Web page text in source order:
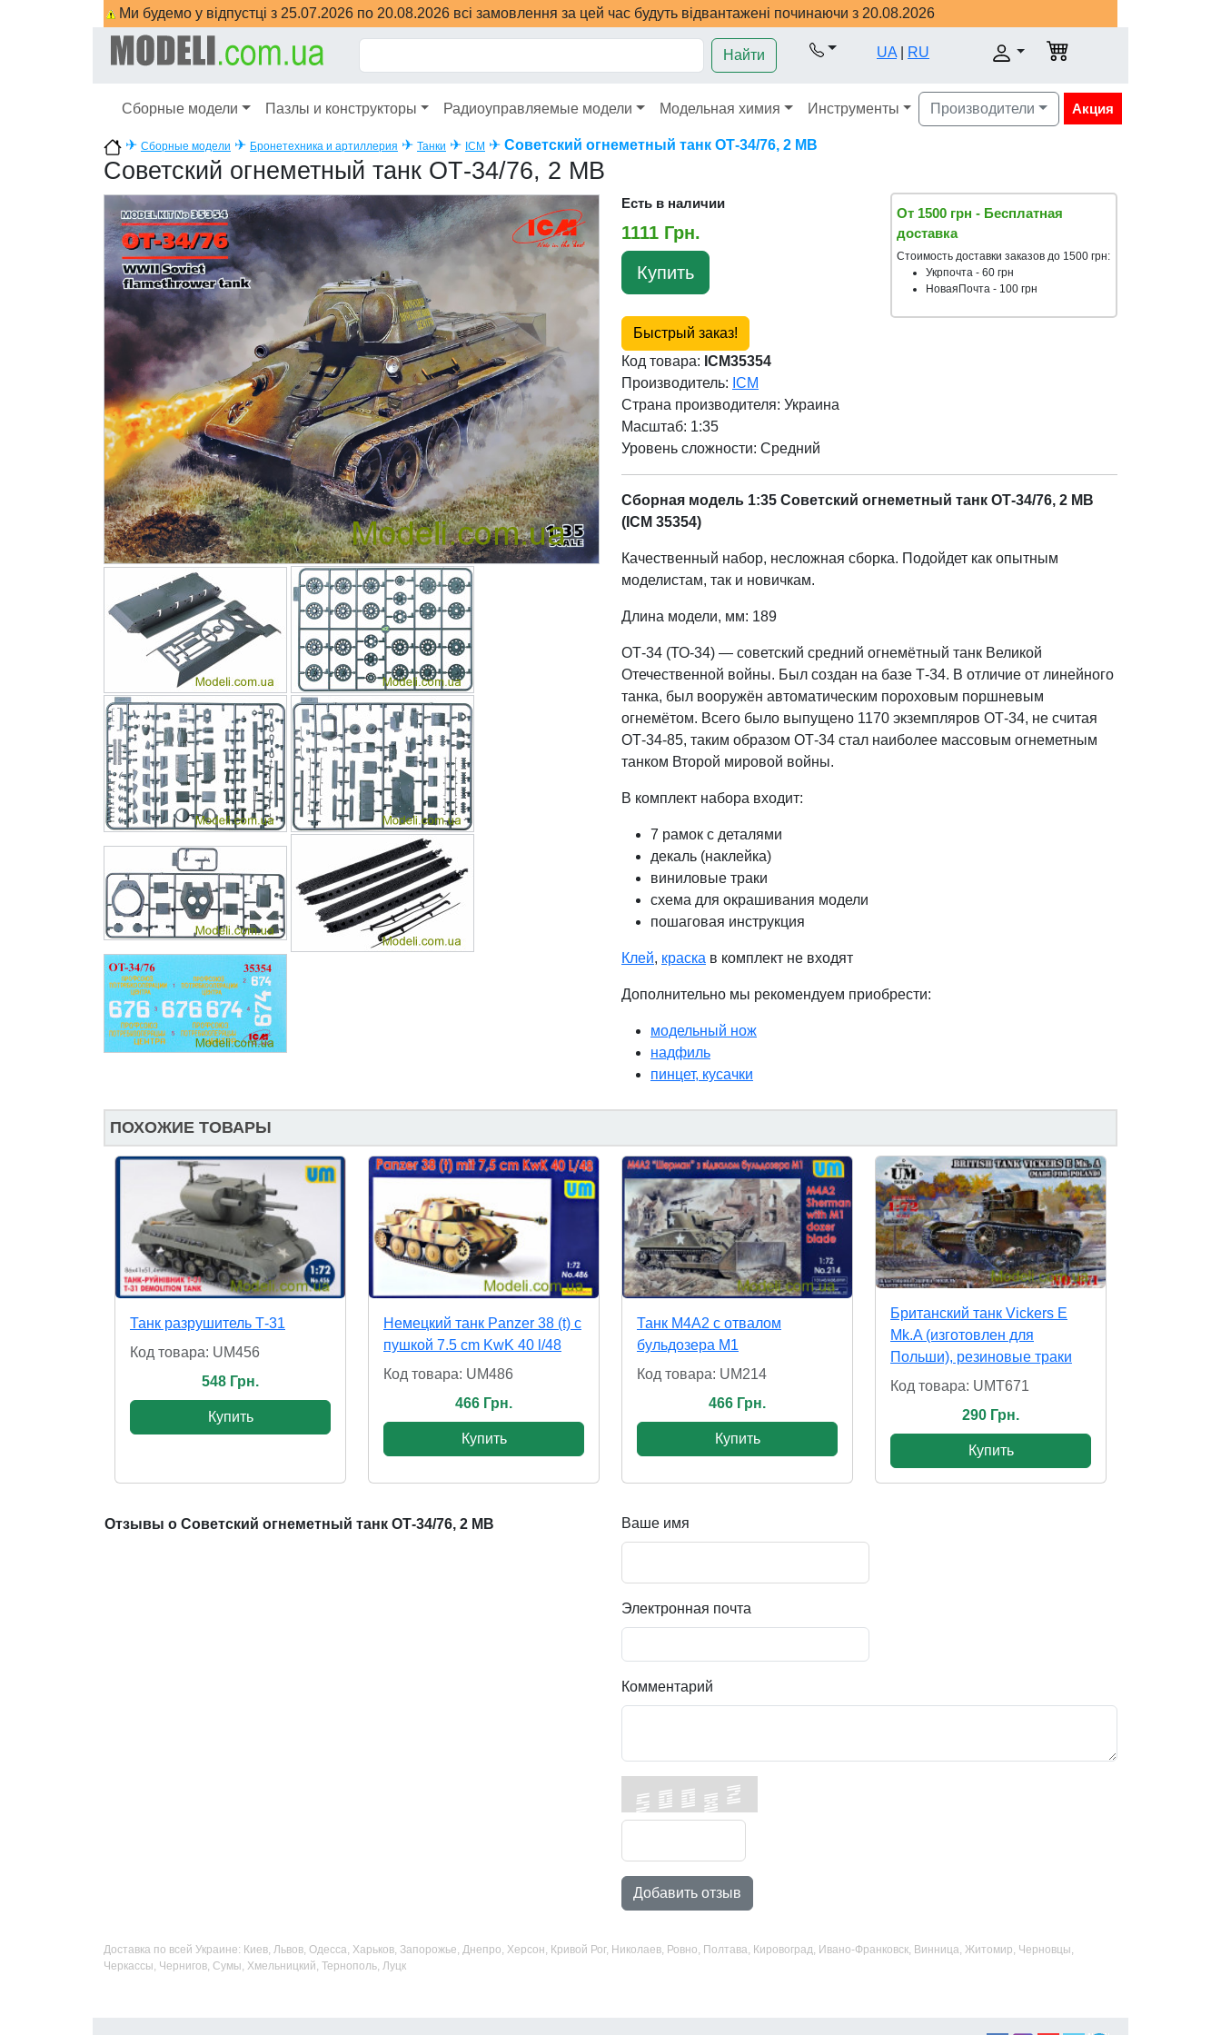
Ми будемо у відпустці з 25.07.2026 по 20.08.2026 всі замовлення за цей час будуть відвантажені починаючи з 20.08.2026
Найти UA RU
Сборные модели Пазлы и конструкторы Радиоуправляемые модели Модельная химия Инструменты Производители Акция
✈ Сборные модели ✈ Бронетехника и артиллерия ✈ Танки ✈ ICM ✈ Советский огнеметный танк ОТ-34/76, 2 МВ
Советский огнеметный танк ОТ-34/76, 2 МВ
Есть в наличии
1111 Грн.
Купить
Быстрый заказ!
Код товара: ICM35354
Производитель: ICM
Страна производителя: Украина
Масштаб: 1:35
Уровень сложности: Cредний
От 1500 грн - Бесплатная
доставка
Стоимость доставки заказов до 1500 грн:
Укрпочта - 60 грн
НоваяПочта - 100 грн
Сборная модель 1:35 Советский огнеметный танк ОТ-34/76, 2 МВ
(ICM 35354)
Качественный набор, несложная сборка. Подойдет как опытным
моделистам, так и новичкам.
Длина модели, мм: 189
ОТ-34 (ТО-34) — советский средний огнемётный танк Великой
Отечественной войны. Был создан на базе Т-34. В отличие от линейного
танка, был вооружён автоматическим пороховым поршневым
огнемётом. Всего было выпущено 1170 экземпляров ОТ-34, не считая
ОТ-34-85, таким образом ОТ-34 стал наиболее массовым огнеметным
танком Второй мировой войны.
В комплект набора входит:
7 рамок с деталями
декаль (наклейка)
виниловые траки
схема для окрашивания модели
пошаговая инструкция
Клей, краска в комплект не входят
Дополнительно мы рекомендуем приобрести:
модельный нож
надфиль
пинцет, кусачки
ПОХОЖИЕ ТОВАРЫ
Танк разрушитель Т-31
Код товара: UM456
548 Грн.
Купить
Немецкий танк Panzer 38 (t) с
пушкой 7.5 cm KwK 40 l/48
Код товара: UM486
466 Грн.
Купить
Танк M4A2 с отвалом
бульдозера М1
Код товара: UM214
466 Грн.
Купить
Британский танк Vickers E
Mk.A (изготовлен для
Польши), резиновые траки
Код товара: UMT671
290 Грн.
Купить
Отзывы о Советский огнеметный танк ОТ-34/76, 2 МВ Ваше имя
Электронная почта
Комментарий
Добавить отзыв
Доставка по всей Украине: Киев, Львов, Одесса, Харьков, Запорожье, Днепро, Херсон, Кривой Рог, Николаев, Ровно, Полтава, Кировоград, Ивано-Франковск, Винница, Житомир, Черновцы,
Черкассы, Чернигов, Сумы, Хмельницкий, Тернополь, Луцк